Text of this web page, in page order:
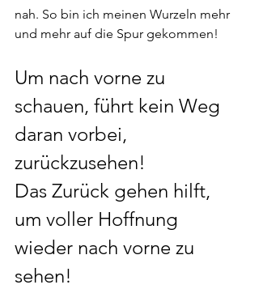
nah. So bin ich meinen Wurzeln mehr
und mehr auf die Spur gekommen!
Um nach vorne zu
schauen, führt kein Weg
daran vorbei,
zurückzusehen!
Das Zurück gehen hilft,
um voller Hoffnung
wieder nach vorne zu
sehen!